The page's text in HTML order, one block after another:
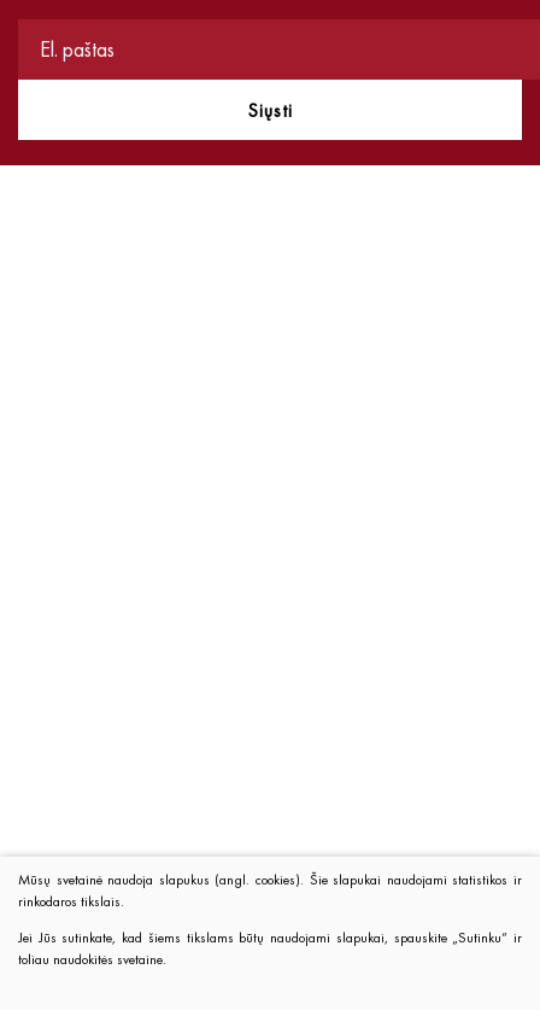
Siųsti
Mūsų svetainė naudoja slapukus (angl. cookies). Šie slapukai naudojami statistikos ir
rinkodaros tikslais.
Jei Jūs sutinkate, kad šiems tikslams būtų naudojami slapukai, spauskite „Sutinku“ ir
toliau naudokitės svetaine.